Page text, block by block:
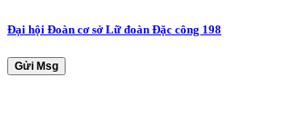
Đại hội Đoàn cơ sở Lữ đoàn Đặc công 198
Gửi Msg